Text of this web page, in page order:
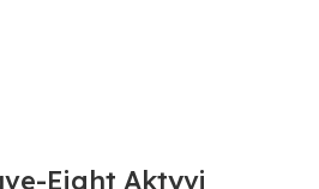
Eight Aktyvi